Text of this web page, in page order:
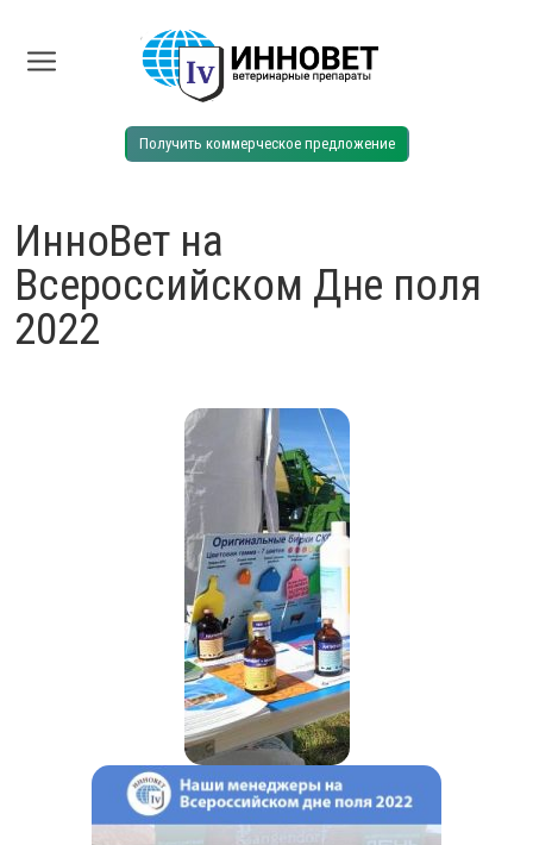
Получить коммерческое предложение
ИнноВет на
Всероссийском Дне поля
2022